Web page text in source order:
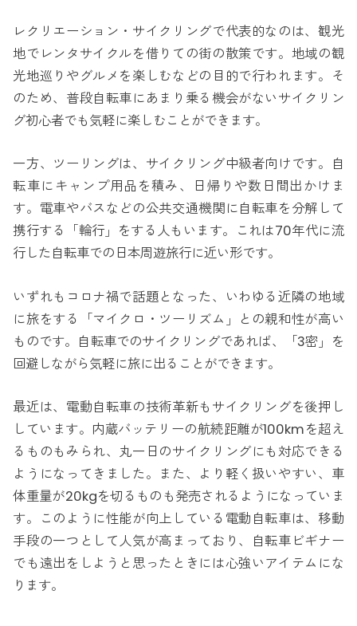
レクリエーション・サイクリングで代表的なのは、観光
地でレンタサイクルを借りての街の散策です。地域の観
光地巡りやグルメを楽しむなどの目的で行われます。そ
のため、普段自転車にあまり乗る機会がないサイクリン
グ初心者でも気軽に楽しむことができます。
一方、ツーリングは、サイクリング中級者向けです。自
転車にキャンプ用品を積み、日帰りや数日間出かけま
す。電車やバスなどの公共交通機関に自転車を分解して
携行する「輪行」をする人もいます。これは70年代に流
行した自転車での日本周遊旅行に近い形です。
いずれもコロナ禍で話題となった、いわゆる近隣の地域
に旅をする「マイクロ・ツーリズム」との親和性が高い
ものです。自転車でのサイクリングであれば、「3密」を
回避しながら気軽に旅に出ることができます。
最近は、電動自転車の技術革新もサイクリングを後押し
しています。内蔵バッテリーの航続距離が100kmを超え
るものもみられ、丸一日のサイクリングにも対応できる
ようになってきました。また、より軽く扱いやすい、車
体重量が20kgを切るものも発売されるようになっていま
す。このように性能が向上している電動自転車は、移動
手段の一つとして人気が高まっており、自転車ビギナー
でも遠出をしようと思ったときには心強いアイテムにな
ります。